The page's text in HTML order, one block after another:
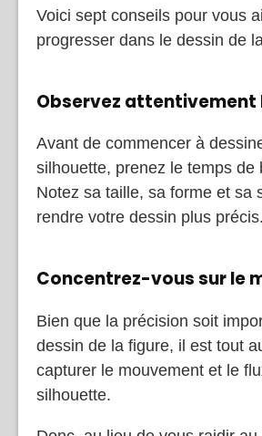
Voici sept conseils pour vous
progresser dans le dessin de
Observez attentivement
Avant de commencer à
silhouette, prenez le temps de
Notez sa taille, sa forme et sa
rendre votre dessin plus précis.
Concentrez-vous sur le
Bien que la précision soit
dessin de la figure, il est tout
capturer le mouvement et le
silhouette.